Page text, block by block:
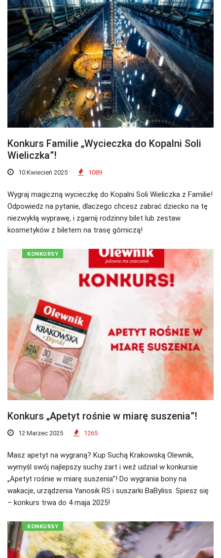
Konkurs Familie „Wycieczka do Kopalni Soli
Wieliczka”!
10 Kwiecień 2025 1089
Wygraj magiczną wycieczkę do Kopalni Soli Wieliczka z Familie!
Odpowiedz na pytanie, dlaczego chcesz zabrać dziecko na tę
niezwykłą wyprawę, i zgarnij rodzinny bilet lub zestaw
kosmetyków z biletem na trasę górniczą!
KONKURSY
Konkurs „Apetyt rośnie w miarę suszenia”!
12 Marzec 2025 1265
Masz apetyt na wygraną? Kup Suchą Krakowską Olewnik,
wymyśl swój najlepszy suchy żart i weź udział w konkursie
„Apetyt rośnie w miarę suszenia”! Do wygrania bony na
wakacje, urządzenia Yanosik RS i suszarki BaByliss. Spiesz się
– konkurs trwa do 4 maja 2025!
KONKURSY